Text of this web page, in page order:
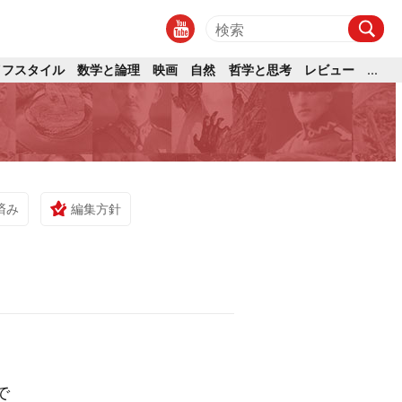
スタイル 数学と論理 映画 自然 哲学と思考 レビュー
...
み 編集方針